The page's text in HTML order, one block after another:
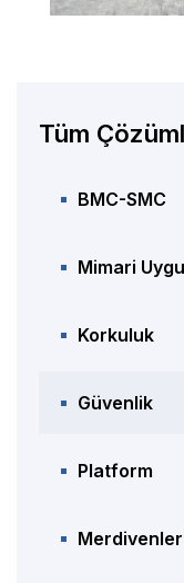
Tüm
BMC-SMC
Mimari
Korkuluk
Güvenlik
Platform
Merdivenler